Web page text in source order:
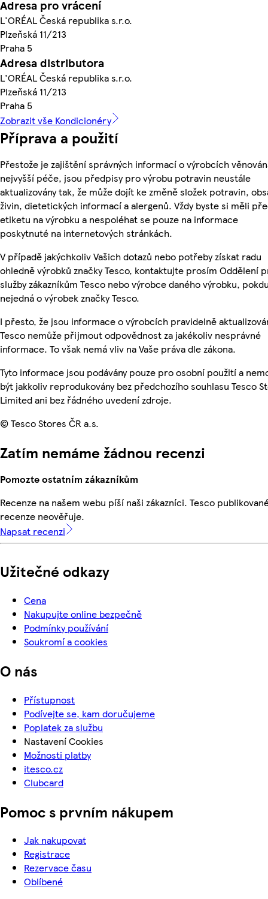
Adresa pro vrácení
L'ORÉAL Česká republika s.r.o.
Plzeňská 11/213
Praha 5
Adresa distributora
L'ORÉAL Česká republika s.r.o.
Plzeňská 11/213
Praha 5
Zobrazit vše Kondicionéry
Příprava a použití
Přestože je zajištění správných informací o výrobcích
nejvyšší péče, jsou předpisy pro výrobu potravin neustále
aktualizovány tak, že může dojít ke změně složek potravin,
živin, dietetických informací a alergenů. Vždy byste si měli
etiketu na výrobku a nespoléhat se pouze na informace
poskytnuté na internetových stránkách.
V případě jakýchkoliv Vašich dotazů nebo potřeby získat radu
ohledně výrobků značky Tesco, kontaktujte prosím Oddělení
služby zákazníkům Tesco nebo výrobce daného výrobku,
nejedná o výrobek značky Tesco.
I přesto, že jsou informace o výrobcích pravidelně
Tesco nemůže přijmout odpovědnost za jakékoliv nesprávné
informace. To však nemá vliv na Vaše práva dle zákona.
Tyto informace jsou podávány pouze pro osobní použití a
být jakkoliv reprodukovány bez předchozího souhlasu Tesco
Limited ani bez řádného uvedení zdroje.
© Tesco Stores ČR a.s.
Zatím nemáme žádnou recenzi
Pomozte ostatním zákazníkům
Recenze na našem webu píší naši zákazníci. Tesco
recenze neověřuje.
Napsat recenzi
Užitečné odkazy
Cena
Nakupujte online bezpečně
Podmínky používání
Soukromí a cookies
O nás
Přístupnost
Podívejte se, kam doručujeme
Poplatek za službu
Nastavení Cookies
Možnosti platby
itesco.cz
Clubcard
Pomoc s prvním nákupem
Jak nakupovat
Registrace
Rezervace času
Oblíbené